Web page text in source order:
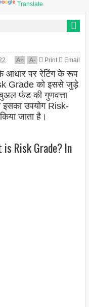
Translate
A+ A- Print Email
आधार पर रेटिंग के रूप
Grade को इससे जुड़े
फंड की गुणवत्ता
उपयोग Risk-
जाता है।
Risk Grade? In